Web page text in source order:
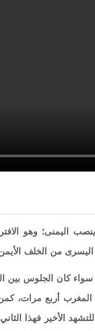
اليمنى؛ وهو
اليسرى من الخلف
كان الجلوس بين
أربع مرات،
الأخير فهذا